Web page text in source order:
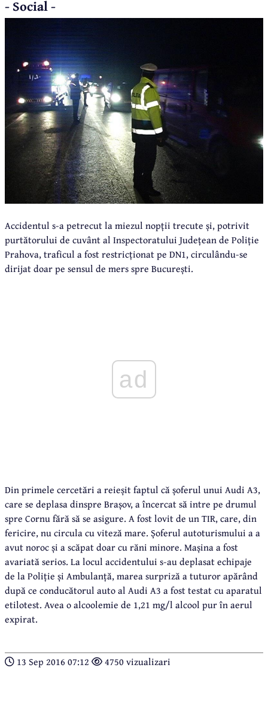
- Social -
Accidentul s-a petrecut la miezul nopții trecute și, potrivit
purtătorului de cuvânt al Inspectoratului Județean de Poliție
Prahova, traficul a fost restricționat pe DN1, circulându-se
dirijat doar pe sensul de mers spre București.
ad
Din primele cercetări a reieșit faptul că șoferul unui Audi A3,
care se deplasa dinspre Brașov, a încercat să intre pe drumul
spre Cornu fără să se asigure. A fost lovit de un TIR, care, din
fericire, nu circula cu viteză mare. Șoferul autoturismului a a
avut noroc și a scăpat doar cu răni minore. Mașina a fost
avariată serios. La locul accidentului s-au deplasat echipaje
de la Poliție și Ambulanță, marea surpriză a tuturor apărând
după ce conducătorul auto al Audi A3 a fost testat cu aparatul
etilotest. Avea o alcoolemie de 1,21 mg/l alcool pur în aerul
expirat.
13 Sep 2016 07:12 4750 vizualizari